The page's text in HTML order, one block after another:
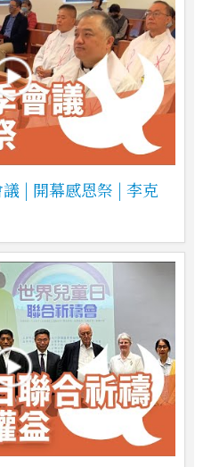
議 | 開幕感恩祭 | 李克